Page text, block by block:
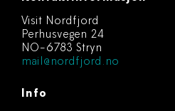
Visit Nordfjord
Perhusvegen 24
NO-6783 Stryn
mail@nordfjord.no
Info